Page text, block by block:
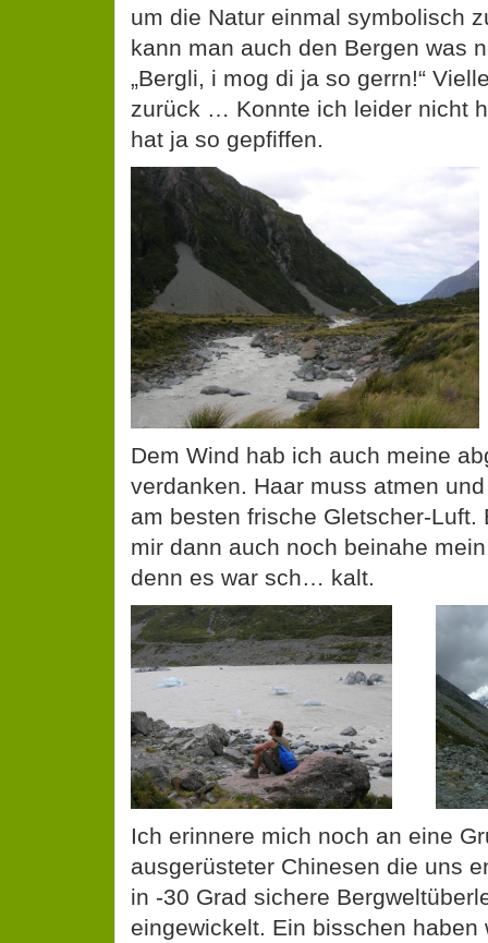
um die Natur einmal symbolisch
kann man auch den Bergen was
„Bergli, i mog di ja so gerrn!“
zurück … Konnte ich leider nicht
hat ja so gepfiffen.
Dem Wind hab ich auch meine
verdanken. Haar muss atmen
am besten frische Gletscher-Luft.
mir dann auch noch beinahe
denn es war sch… kalt.
Ich erinnere mich noch an eine
ausgerüsteter Chinesen die uns
in -30 Grad sichere
eingewickelt. Ein bisschen haben